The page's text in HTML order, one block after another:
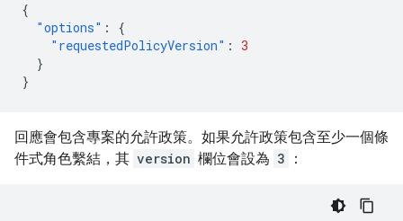
{
"options" :
{
"requestedPolicyVersion" : 3
}
}
回應會包含專案的允許政策。如果允許政策包含至少一個條
件式角色繫結，其 version 欄位會設為 3 ：